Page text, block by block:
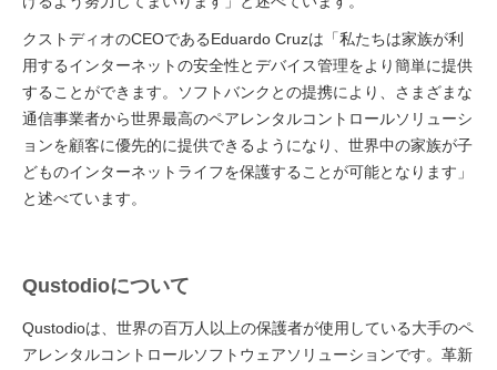
クストディオのCEOであるEduardo Cruzは「私たちは家族が利
用するインターネットの安全性とデバイス管理をより簡単に提供
することができます。ソフトバンクとの提携により、さまざまな
通信事業者から世界最高のペアレンタルコントロールソリューシ
ョンを顧客に優先的に提供できるようになり、世界中の家族が子
どものインターネットライフを保護することが可能となります」
と述べています。
Qustodioについて
Qustodioは、世界の百万人以上の保護者が使用している大手のペ
アレンタルコントロールソフトウェアソリューションです。革新